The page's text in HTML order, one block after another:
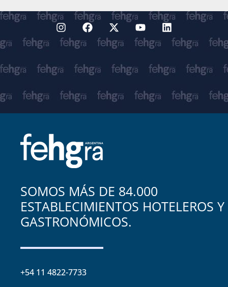
SOMOS MÁS DE 84.000
ESTABLECIMIENTOS HOTELEROS Y
GASTRONÓMICOS.
+54 11 4822-7733